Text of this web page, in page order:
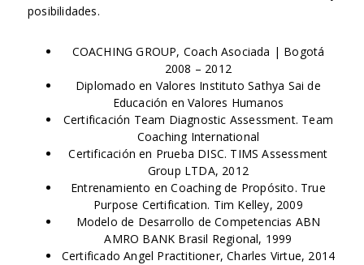
posibilidades.
COACHING GROUP, Coach Asociada | Bogotá
2008 – 2012
Diplomado en Valores Instituto Sathya Sai de
Educación en Valores Humanos
Certificación Team Diagnostic Assessment. Team
Coaching International
Certificación en Prueba DISC. TIMS Assessment
Group LTDA, 2012
Entrenamiento en Coaching de Propósito. True
Purpose Certification. Tim Kelley, 2009
Modelo de Desarrollo de Competencias ABN
AMRO BANK Brasil Regional, 1999
Certificado Angel Practitioner, Charles Virtue, 2014